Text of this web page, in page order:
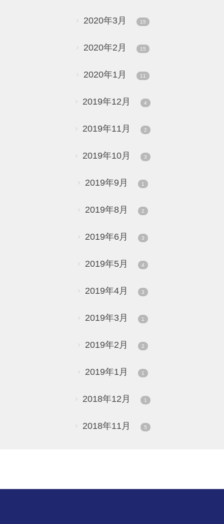
2020年3月 15
2020年2月 15
2020年1月 11
2019年12月 4
2019年11月 2
2019年10月 3
2019年9月 1
2019年8月 2
2019年6月 3
2019年5月 4
2019年4月 3
2019年3月 1
2019年2月 2
2019年1月 1
2018年12月 1
2018年11月 5